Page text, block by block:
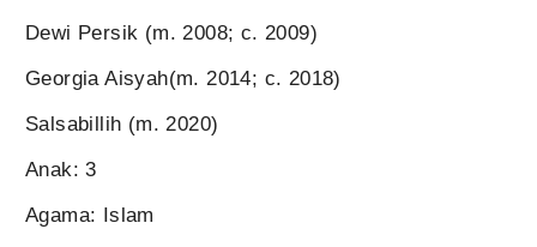
Dewi Persik (m. 2008; c. 2009)
Georgia Aisyah(m. 2014; c. 2018)
Salsabillih (m. 2020)
Anak: 3
Agama: Islam